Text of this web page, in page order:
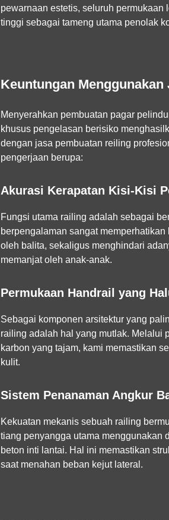
pewarnaan estetis, seluruh
tinggi sebagai tameng utama penolak
Keuntungan
Menyerahkan pembuatan pagar
khusus pengelasan berisiko
dengan jasa pembuatan reiling
pengerjaan berupa:
Akurasi Kerapatan Kisi-Kisi
Fungsi utama railing adalah sebagai
berpengalaman sangat
oleh balita, sekaligus menghindari
memanjat oleh anak-anak.
Permukaan Handrail yang
Sebagai komponen arsitektur yang
railing adalah hal yang mutlak. Melalui
karbon yang tajam, kami memastikan
kulit.
Sistem Penanaman Angkur
Kekuatan mekanis sebuah railing
tiang penyangga utama menggunakan
beton inti lantai. Hal ini memastikan
saat menahan beban kejut lateral.